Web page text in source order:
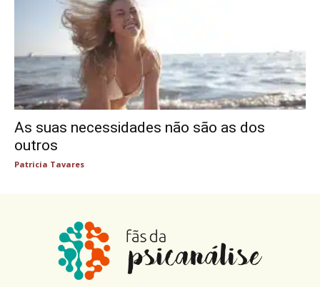
As suas necessidades não são as dos
outros
Patricia Tavares